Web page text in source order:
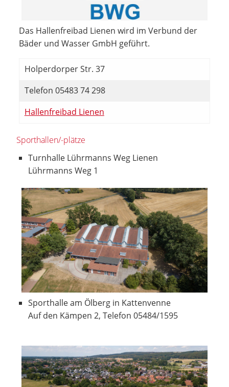
Das Hallenfreibad Lienen wird im Verbund der
Bäder und Wasser GmbH geführt.
Holperdorper Str. 37
Telefon 05483 74 298
Hallenfreibad Lienen
Sporthallen/-plätze
Turnhalle Lührmanns Weg Lienen
Lührmanns Weg 1
Sporthalle am Ölberg in Kattenvenne
Auf den Kämpen 2, Telefon 05484/1595